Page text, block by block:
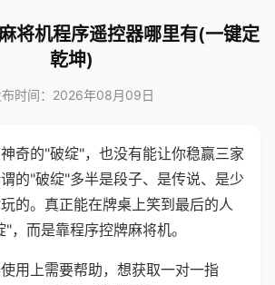
将机程序遥控器哪里有(一键定
乾坤)
布时间：2026年08月09日
奇的"破绽"，也没有能让你稳赢三家
的"破绽"多半是段子、是传说、是少
的。真正能在牌桌上笑到最后的人
，而是靠程序控牌麻将机。
用上需要帮助，想获取一对一指